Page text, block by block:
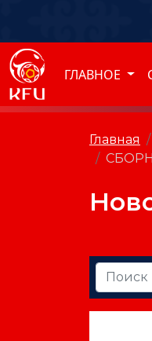
ГЛАВНОЕ
Главная